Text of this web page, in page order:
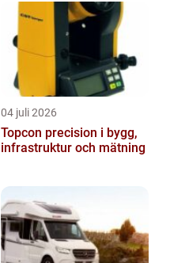
i solen
04 juli 2026
Topcon precision i bygg,
infrastruktur och mätning